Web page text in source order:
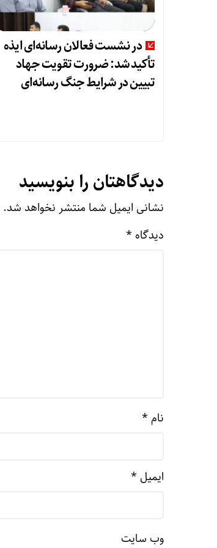
در نشست فعالان رسانه‌ای ایذه
تأکید شد: ضرورت تقویت جهاد
تبیین در شرایط جنگ رسانه‌ای
دیدگاهتان را بنویسید
نشانی ایمیل شما منتشر نخواهد شد.
دیدگاه *
نام *
ایمیل *
وب‌ سایت